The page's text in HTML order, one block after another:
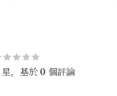
星，基於0 個評論